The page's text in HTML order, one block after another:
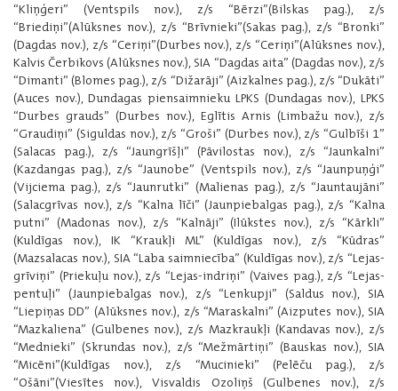
“Kliņģeri” (Ventspils nov.), z/s “Bērzi”(Bilskas pag.), z/s
“Briediņi”(Alūksnes nov.), z/s “Brīvnieki”(Sakas pag.), z/s “Bronki”
(Dagdas nov.), z/s “Ceriņi”(Durbes nov.), z/s “Ceriņi”(Alūksnes nov.),
Kalvis Čerbikovs (Alūksnes nov.), SIA “Dagdas aita” (Dagdas nov.), z/s
“Dimanti” (Blomes pag.), z/s “Dižarāji” (Aizkalnes pag.), z/s “Dukāti”
(Auces nov.), Dundagas piensaimnieku LPKS (Dundagas nov.), LPKS
“Durbes grauds” (Durbes nov.), Eglītis Arnis (Limbažu nov.), z/s
“Graudiņi” (Siguldas nov.), z/s “Groši” (Durbes nov.), z/s “Gulbīši 1”
(Salacas pag.), z/s “Jaungrīšļi” (Pāvilostas nov.), z/s “Jaunkalni”
(Kazdangas pag.), z/s “Jaunobe” (Ventspils nov.), z/s “Jaunpuņģi”
(Vijciema pag.), z/s “Jaunrutki” (Malienas pag.), z/s “Jauntaujāni”
(Salacgrīvas nov.), z/s “Kalna līči” (Jaunpiebalgas pag.), z/s “Kalna
putni” (Madonas nov.), z/s “Kalnāji” (Ilūkstes nov.), z/s “Kārkli”
(Kuldīgas nov.), IK “Kraukļi ML” (Kuldīgas nov.), z/s “Kūdras”
(Mazsalacas nov.), SIA “Laba saimniecība” (Kuldīgas nov.), z/s “Lejas-
grīviņi” (Priekuļu nov.), z/s “Lejas-indriņi” (Vaives pag.), z/s “Lejas-
pentuļi” (Jaunpiebalgas nov.), z/s “Lenkupji” (Saldus nov.), SIA
“Liepiņas DD” (Alūksnes nov.), z/s “Maraskalni” (Aizputes nov.), SIA
“Mazkaliena” (Gulbenes nov.), z/s Mazkraukļi (Kandavas nov.), z/s
“Mednieki” (Skrundas nov.), z/s “Mežmārtiņi” (Bauskas nov.), SIA
“Micēni”(Kuldīgas nov.), z/s “Mucinieki” (Pelēču pag.), z/s
“Ošāni”(Viesītes nov.), Visvaldis Ozoliņš (Gulbenes nov.), z/s